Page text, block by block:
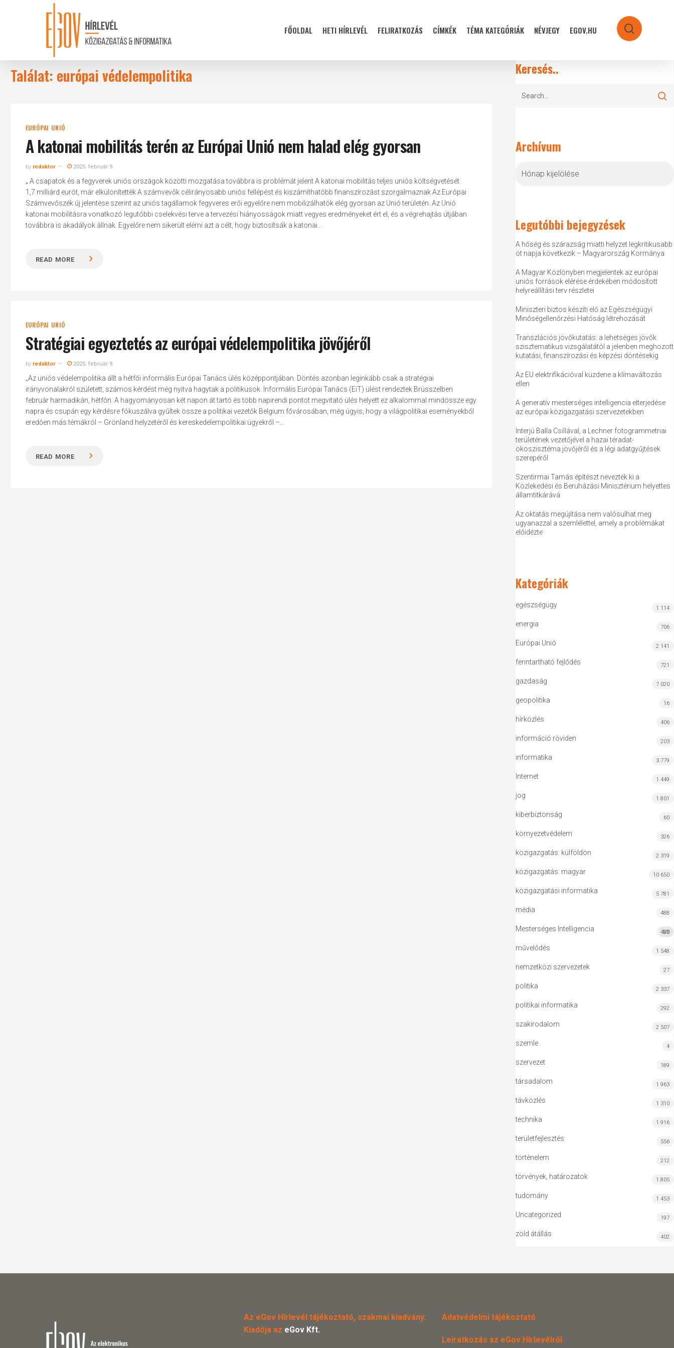
FŐOLDAL HETI HÍRLEVÉL FELIRATKOZÁS CÍMKÉK TÉMA KATEGÓRIÁK NÉVJEGY EGOV.HU search
Találat: európai védelempolitika
EURÓPAI UNIÓ
A katonai mobilitás terén az Európai Unió nem halad elég gyorsan
by redaktor 2025. február 9.
„ A csapatok és a fegyverek uniós országok közötti mozgatása továbbra is problémát jelent A katonai mobilitás teljes uniós költségvetését
1,7 milliárd eurót, már elkülönítették A számvevők célirányosabb uniós fellépést és kiszámíthatóbb finanszírozást szorgalmaznak Az Európai
Számvevőszék új jelentése szerint az uniós tagállamok fegyveres erői egyelőre nem mobilizálhatók elég gyorsan az Unió területén. Az Unió
katonai mobilitásra vonatkozó legutóbbi cselekvési terve a tervezési hiányosságok miatt vegyes eredményeket ért el, és a végrehajtás útjában
továbbra is akadályok állnak. Egyelőre nem sikerült elérni azt a célt, hogy biztosítsák a katonai...
READ MORE
EURÓPAI UNIÓ
Stratégiai egyeztetés az európai védelempolitika jövőjéről
by redaktor 2025. február 9.
„Az uniós védelempolitika állt a hétfői informális Európai Tanács ülés középpontjában. Döntés azonban leginkább csak a stratégiai
irányvonalakról született, számos kérdést még nyitva hagytak a politikusok. Informális Európai Tanács (EiT) ülést rendeztek Brüsszelben
február harmadikán, hétfőn. A hagyományosan két napon át tartó és több napirendi pontot megvitató ülés helyett ez alkalommal mindössze egy
napra és csupán egy kérdésre fókuszálva gyűltek össze a politikai vezetők Belgium fővárosában, még úgyis, hogy a világpolitikai eseményekből
eredően más témákról – Grönland helyzetéről és kereskedelempolitikai ügyekről –...
READ MORE
Keresés..
Archívum
Legutóbbi bejegyzések
A hőség és szárazság miatti helyzet legkritikusabb
öt napja következik – Magyarország Kormánya
A Magyar Közlönyben megjelentek az európai
uniós források elérése érdekében módosított
helyreállítási terv részletei
Miniszteri biztos készíti elő az Egészségügyi
Minőségellenőrzési Hatóság létrehozását
Transzlációs jövőkutatás: a lehetséges jövők
szisztematikus vizsgálatától a jelenben meghozott
kutatási, finanszírozási és képzési döntésekig
Az EU elektrifikációval küzdene a klímaváltozás
ellen
A generatív mesterséges intelligencia elterjedése
az európai közigazgatási szervezetekben
Interjú Balla Csillával, a Lechner fotogrammetriai
területének vezetőjével a hazai téradat-
ökoszisztéma jövőjéről és a légi adatgyűjtések
szerepéről
Szentirmai Tamás építészt nevezték ki a
Közlekedési és Beruházási Minisztérium helyettes
államtitkárává
Az oktatás megújítása nem valósulhat meg
ugyanazzal a szemlélettel, amely a problémákat
előidézte
Kategóriák
egészségügy 1 114
energia 706
Európai Unió 2 141
fenntartható fejlődés 721
gazdaság 7 020
geopolitika 16
hírközlés 406
információ röviden 203
informatika 3 779
Internet 1 449
jog 1 801
kiberbiztonság 60
környezetvédelem 326
közigazgatás: külföldön 2 319
közigazgatás: magyar 10 650
közigazgatási informatika 5 781
média 488
Mesterséges Intelligencia MI
420
művelődés 1 548
nemzetközi szervezetek 27
politika 2 337
politikai informatika 292
szakirodalom 2 507
szemle 4
szervezet 189
társadalom 1 963
távközlés 1 310
technika 1 916
területfejlesztés 556
történelem 212
törvények, határozatok 1 805
tudomány 1 453
Uncategorized 197
zöld átállás 402
Az eGov Hírlevél tájékoztató, szakmai kiadvány.
Kiadója az eGov Kft.
Adatvédelmi tájékoztató
Leiratkozás az eGov Hírlevélről